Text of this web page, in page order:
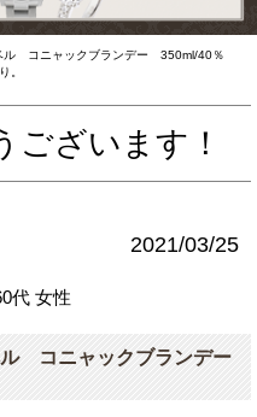
ル コニャックブランデー 350ml/40％
。
ございます！
2021/03/25
代 女性
コニャックブランデー